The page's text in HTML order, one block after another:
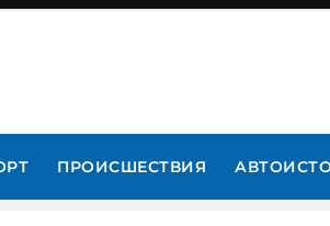
ПРОИСШЕСТВИЯ